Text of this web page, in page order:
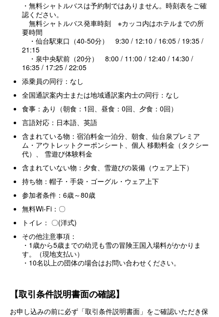
・無料シャトルバスは予約制ではありません。時刻表をご確
認ください。
無料シャトルバス発車時刻 ※カッコ内はホテルまでの所
要時間
・仙台駅東口（40-50分） 9:30 / 12:10 / 16:05 / 19:35 /
21:15
・泉中央駅前（20分） 8:00 / 11:00 / 12:40 / 14:30 /
16:35 / 17:25 / 22:05
添乗員の同行：なし
全国通訳案内士または地域通訳案内士の同行：なし
食事：あり（朝食：1回、昼食：0回、夕食：0回）
言語対応：日本語、英語
含まれている物：宿泊料金一泊分、朝食、仙台泉プレミア
ム・アウトレットクーポンシート、個人 移動料金（タクシー
代）、 雪遊び体験料金
含まれていない物：夕食、雪遊びの装備（ウェア上下）
持ち物：帽子・手袋・ゴーグル・ウェア上下
参加者条件：6歳～80歳
無料Wi-Fi：〇
トイレ： 〇(洋式)
その他注意事項：
・1歳から5歳までの幼児も雪の冒険王国入場料がかかりま
す。（現地支払い）
・10名以上の団体の場合はお問い合わせください。
【取引条件説明書面の確認】
お申し込みの前に必ず「取引条件説明書面」をご確認いただき保